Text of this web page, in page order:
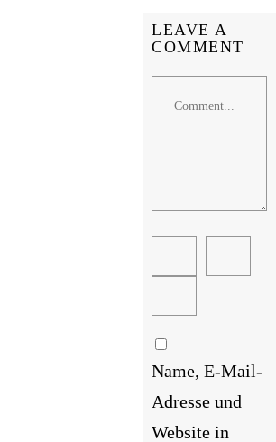
LEAVE A
COMMENT
Name, E-Mail-
Adresse und
Website in